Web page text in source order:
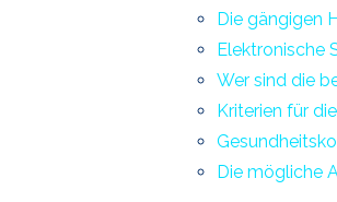
Die gängigen
Elektronische
Wer sind die
Kriterien für
Die mögliche